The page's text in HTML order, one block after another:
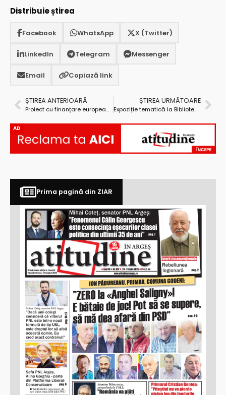
Distribuie știrea
Facebook WhatsApp X (Twitter)
LinkedIn Telegram Messenger
Email Copiază link
ȘTIREA ANTERIOARĂ
Proiect cu finanțare europeană la Mioveni
ȘTIREA URMĂTOARE
Expoziție tematică la Biblioteca Județeană Argeș. Literatura și arta românească, la sfârșitul secolului al XIX-lea
AD
Prima pagină din ZIAR